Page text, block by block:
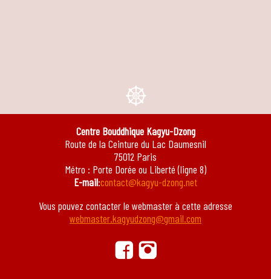
e
Centre Bouddhique Kagyu-Dzong
Route de la Ceinture du Lac Daumesnil
75012 Paris
Métro : Porte Dorée ou Liberté (ligne 8)
E-mail:contact@kagyu-dzong.net
Vous pouvez contacter le webmaster à cette adresse
webmaster.kagyudzong@gmail.com
ä ġ